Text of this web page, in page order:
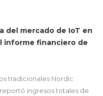
del mercado de IoT en
informe financiero de
tradicionales Nordic
ingresos totales de